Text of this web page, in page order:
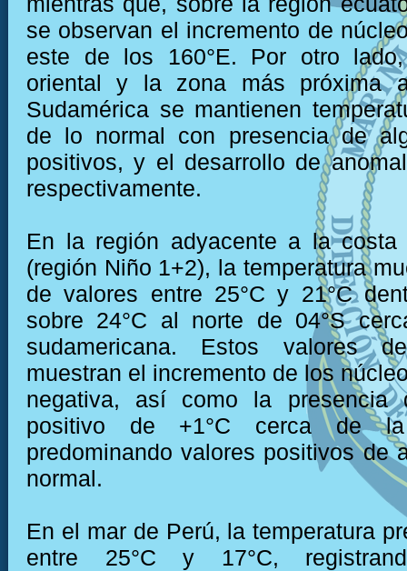
se observan el incremento de
este de los 160°E. Por otro
oriental y la zona más próxima
Sudamérica se mantienen
de lo normal con presencia de
positivos, y el desarrollo de
respectivamente.
En la región adyacente a la costa
(región Niño 1+2), la temperatura
de valores entre 25°C y 21°C
sobre 24°C al norte de 04°S
sudamericana. Estos valores
muestran el incremento de los
negativa, así como la presencia
positivo de +1°C cerca de
predominando valores positivos de
normal.
En el mar de Perú, la temperatura
entre 25°C y 17°C,